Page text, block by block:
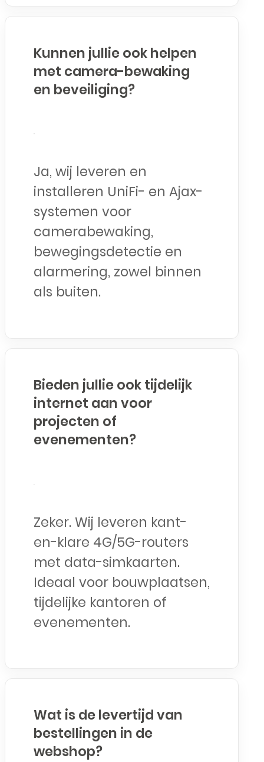
Kunnen jullie ook helpen
met camera-bewaking
en beveiliging?
Ja, wij leveren en
installeren UniFi- en Ajax-
systemen voor
camerabewaking,
bewegingsdetectie en
alarmering, zowel binnen
als buiten.
Bieden jullie ook tijdelijk
internet aan voor
projecten of
evenementen?
Zeker. Wij leveren kant-
en-klare 4G/5G-routers
met data-simkaarten.
Ideaal voor bouwplaatsen,
tijdelijke kantoren of
evenementen.
Wat is de levertijd van
bestellingen in de
webshop?